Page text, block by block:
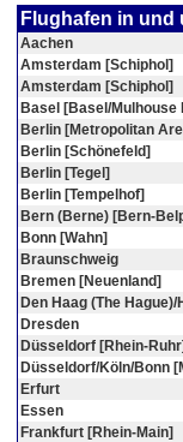
Flughafen in und
Aachen
Amsterdam [Schiphol]
Amsterdam [Schiphol]
Basel [Basel/Mulhouse
Berlin [Metropolitan
Berlin [Schönefeld]
Berlin [Tegel]
Berlin [Tempelhof]
Bern (Berne) [Bern-
Bonn [Wahn]
Braunschweig
Bremen [Neuenland]
Den Haag (The
Dresden
Düsseldorf [Rhein-Ruhr]
Düsseldorf/Köln/Bonn
Erfurt
Essen
Frankfurt [Rhein-Main]